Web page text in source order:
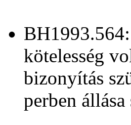
kötelesség
bizonyítás
perben állása